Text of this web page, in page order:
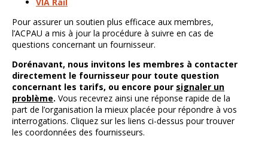
Pour assurer un soutien plus efficace aux membres,
l’ACPAU a mis à jour la procédure à suivre en cas de
questions concernant un fournisseur.
Dorénavant, nous invitons les membres à contacter
directement le fournisseur pour toute question
concernant les tarifs, ou encore pour signaler un
problème. Vous recevrez ainsi une réponse rapide de la
part de l’organisation la mieux placée pour répondre à vos
interrogations. Cliquez sur les liens ci-dessus pour trouver
les coordonnées des fournisseurs.